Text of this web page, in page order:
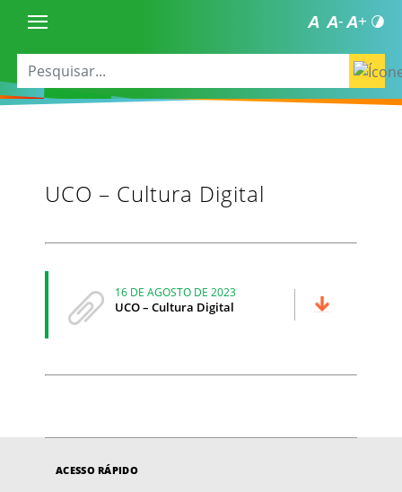
UCO – Cultura Digital
16 DE AGOSTO DE 2023
UCO – Cultura Digital
ACESSO RÁPIDO